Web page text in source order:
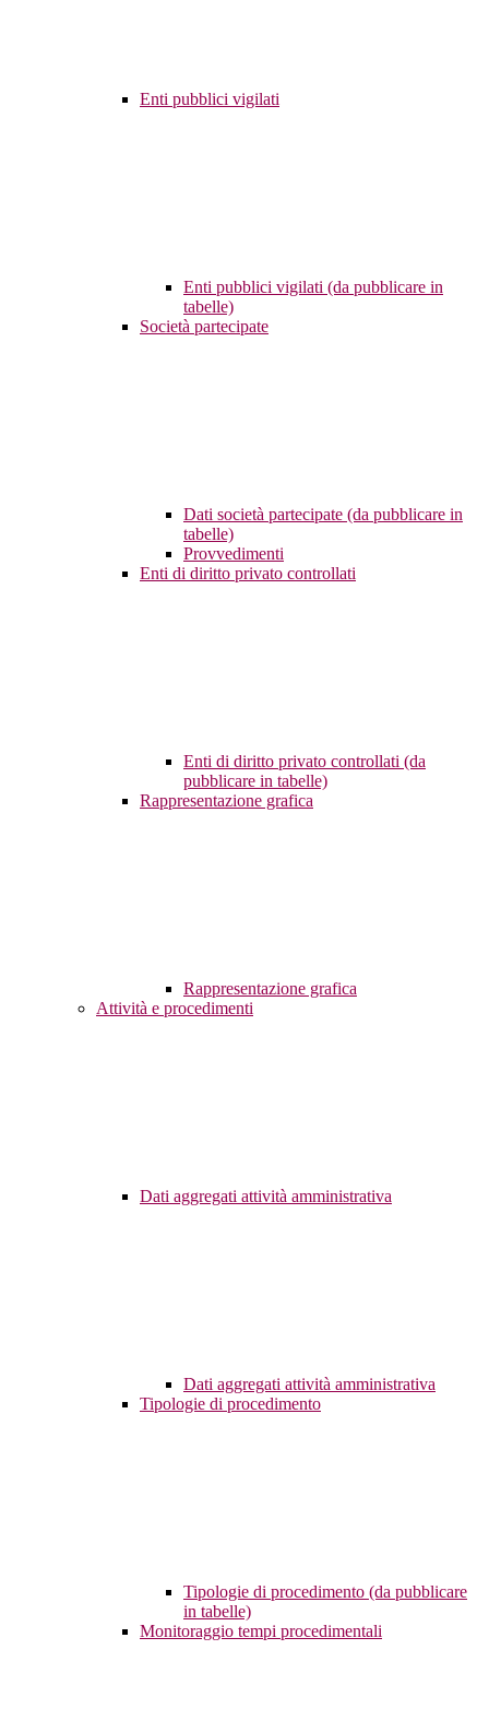
Enti pubblici vigilati
Enti pubblici vigilati (da pubblicare in
tabelle)
Società partecipate
Dati società partecipate (da pubblicare in
tabelle)
Provvedimenti
Enti di diritto privato controllati
Enti di diritto privato controllati (da
pubblicare in tabelle)
Rappresentazione grafica
Rappresentazione grafica
Attività e procedimenti
Dati aggregati attività amministrativa
Dati aggregati attività amministrativa
Tipologie di procedimento
Tipologie di procedimento (da pubblicare
in tabelle)
Monitoraggio tempi procedimentali